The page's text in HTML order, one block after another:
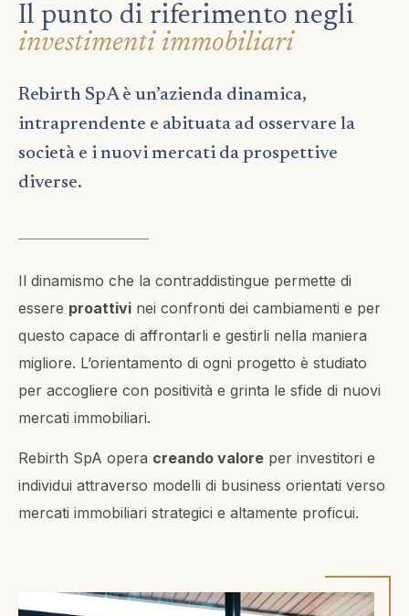
Il punto di riferimento negli
investimenti immobiliari
Rebirth SpA è un’azienda dinamica,
intraprendente e abituata ad osservare la
società e i nuovi mercati da prospettive
diverse.
Il dinamismo che la contraddistingue permette di
essere proattivi nei confronti dei cambiamenti e per
questo capace di affrontarli e gestirli nella maniera
migliore. L’orientamento di ogni progetto è studiato
per accogliere con positività e grinta le sfide di nuovi
mercati immobiliari.
Rebirth SpA opera creando valore per investitori e
individui attraverso modelli di business orientati verso
mercati immobiliari strategici e altamente proficui.